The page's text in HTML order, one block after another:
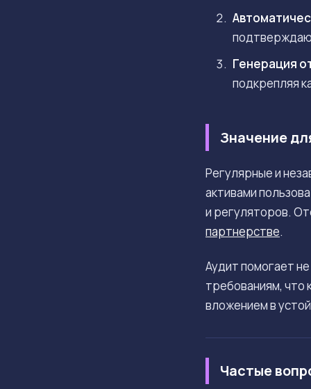
Генерация
подкрепляя
Значение
Регулярные и
активами
и регуляторов.
партнерстве.
Аудит помогает
требованиям, что
вложением в
Частые